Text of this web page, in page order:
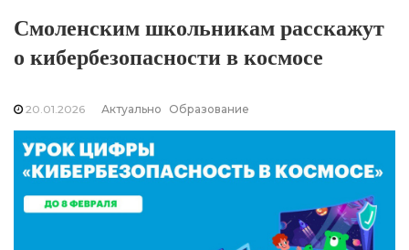
Смоленским школьникам расскажут
о кибербезопасности в космосе
20.01.2026 Актуально Образование